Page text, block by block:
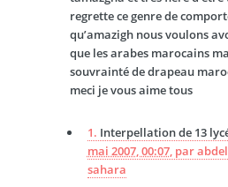
regrette ce genre de
qu’amazigh nous voulons
que les arabes marocains
souvrainté de drapeau
meci je vous aime tous
1. Interpellation de 13
mai 2007, 00:07, par
sahara